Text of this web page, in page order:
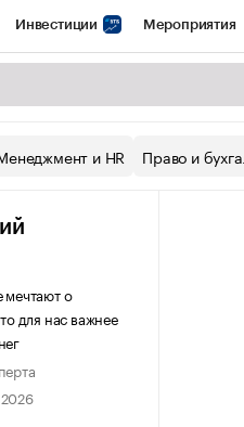
Инвестиции Мероприятия
Конференции СПб
и HR Право и
мечтают о
для нас важнее